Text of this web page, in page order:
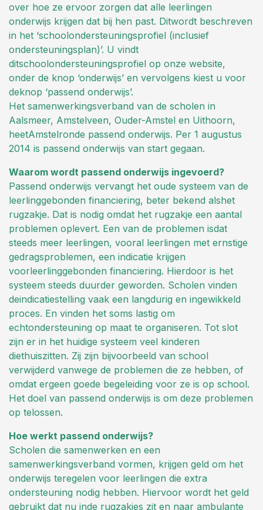
over hoe ze ervoor zorgen dat alle leerlingen
onderwijs krijgen dat bij hen past. Ditwordt beschreven
in het ‘schoolondersteuningsprofiel (inclusief
ondersteuningsplan)’. U vindt
ditschoolondersteuningsprofiel op onze website,
onder de knop ‘onderwijs’ en vervolgens kiest u voor
deknop ‘passend onderwijs’.
Het samenwerkingsverband van de scholen in
Aalsmeer, Amstelveen, Ouder-Amstel en Uithoorn,
heetAmstelronde passend onderwijs. Per 1 augustus
2014 is passend onderwijs van start gegaan.
Waarom wordt passend onderwijs ingevoerd?
Passend onderwijs vervangt het oude systeem van de
leerlinggebonden financiering, beter bekend alshet
rugzakje. Dat is nodig omdat het rugzakje een aantal
problemen oplevert. Een van de problemen isdat
steeds meer leerlingen, vooral leerlingen met ernstige
gedragsproblemen, een indicatie krijgen
voorleerlinggebonden financiering. Hierdoor is het
systeem steeds duurder geworden. Scholen vinden
deindicatiestelling vaak een langdurig en ingewikkeld
proces. En vinden het soms lastig om
echtondersteuning op maat te organiseren. Tot slot
zijn er in het huidige systeem veel kinderen
diethuiszitten. Zij zijn bijvoorbeeld van school
verwijderd vanwege de problemen die ze hebben, of
omdat ergeen goede begeleiding voor ze is op school.
Het doel van passend onderwijs is om deze problemen
op telossen.
Hoe werkt passend onderwijs?
Scholen die samenwerken en een
samenwerkingsverband vormen, krijgen geld om het
onderwijs teregelen voor leerlingen die extra
ondersteuning nodig hebben. Hiervoor wordt het geld
gebruikt dat nu inde rugzakjes zit en naar ambulante